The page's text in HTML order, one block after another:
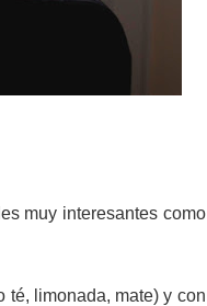
muy interesantes como
té, limonada, mate) y con